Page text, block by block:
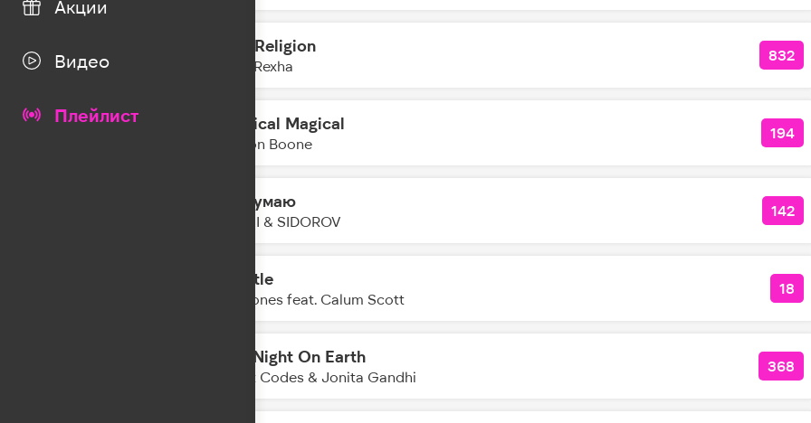
Акции
Видео
Плейлист
23:25 New Religion
Bebe Rexha
832
Mystical Magical
Benson Boone
194
Не Думаю
NANSI & SIDOROV
142
Whistle
Jax Jones feat. Calum Scott
18
Last Night On Earth
Cheat Codes & Jonita Gandhi
368